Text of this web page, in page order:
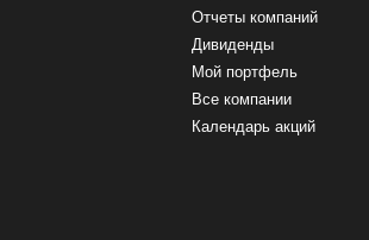
Отчеты компаний
Дивиденды
Мой портфель
Все компании
Календарь акций